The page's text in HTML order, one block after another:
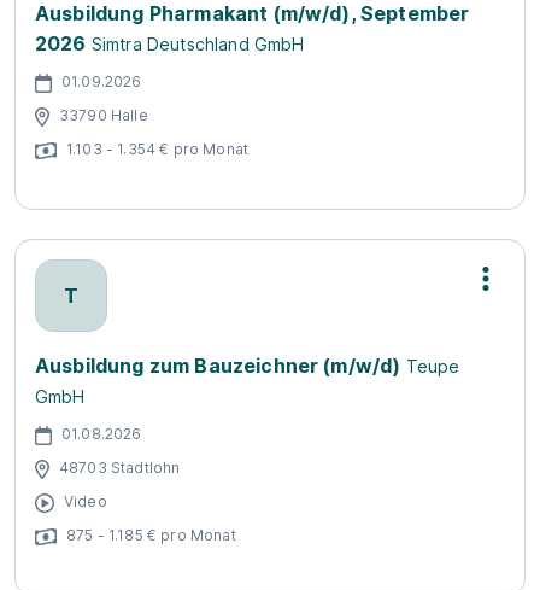
Ausbildung Pharmakant (m/w/d), September
2026 Simtra Deutschland GmbH
01.09.2026
33790 Halle
1.103 - 1.354 € pro Monat
T
Ausbildung zum Bauzeichner (m/w/d) Teupe
GmbH
01.08.2026
48703 Stadtlohn
Video
875 - 1.185 € pro Monat